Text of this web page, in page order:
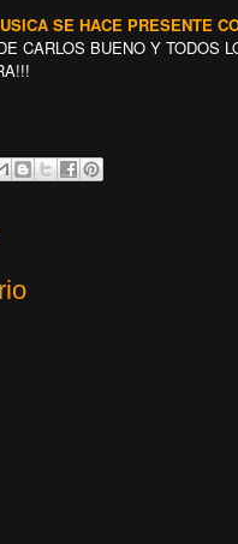
SE HACE PRESENTE
CARLOS BUENO Y TODOS